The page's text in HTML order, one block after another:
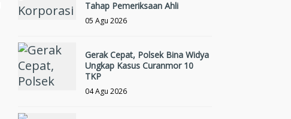
Tahap Pemeriksaan Ahli
05 Agu 2026
Gerak Cepat, Polsek Bina Widya
Ungkap Kasus Curanmor 10
TKP
04 Agu 2026